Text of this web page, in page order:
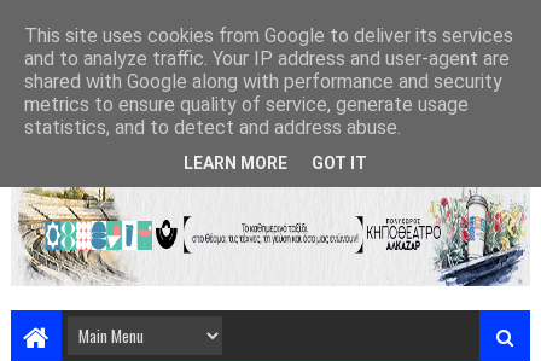
This site uses cookies from Google to deliver its services
and to analyze traffic. Your IP address and user-agent are
shared with Google along with performance and security
metrics to ensure quality of service, generate usage
statistics, and to detect and address abuse.
LEARN MORE GOT IT